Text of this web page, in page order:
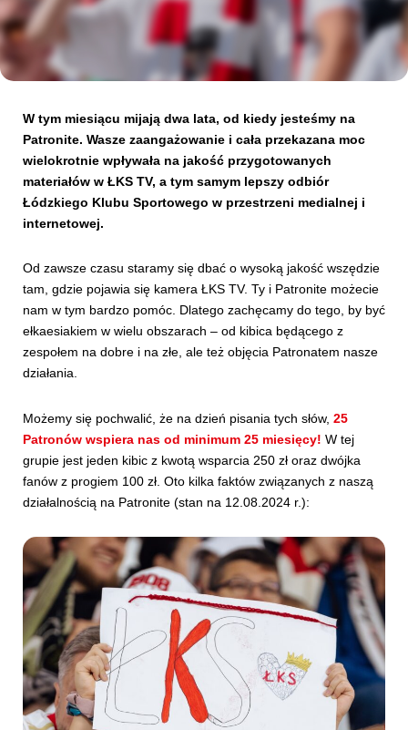
Dla mediów
Kibice
SKLEP KUP BILET
W tym miesiącu mijają dwa lata, od kiedy jesteśmy na
Patronite. Wasze zaangażowanie i cała przekazana moc
wielokrotnie wpływała na jakość przygotowanych
materiałów w ŁKS TV, a tym samym lepszy odbiór
Łódzkiego Klubu Sportowego w przestrzeni medialnej i
internetowej.
Od zawsze czasu staramy się dbać o wysoką jakość wszędzie
tam, gdzie pojawia się kamera ŁKS TV. Ty i Patronite możecie
nam w tym bardzo pomóc. Dlatego zachęcamy do tego, by być
ełkaesiakiem w wielu obszarach – od kibica będącego z
zespołem na dobre i na złe, ale też objęcia Patronatem nasze
działania.
Możemy się pochwalić, że na dzień pisania tych słów, 25
Patronów wspiera nas od minimum 25 miesięcy! W tej
grupie jest jeden kibic z kwotą wsparcia 250 zł oraz dwójka
fanów z progiem 100 zł. Oto kilka faktów związanych z naszą
działalnością na Patronite (stan na 12.08.2024 r.):